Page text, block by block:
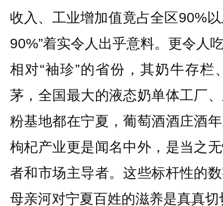
收入、工业增加值竟占全区90%以
90%”着实令人出乎意料。更令人
相对“袖珍”的省份，其奶牛存
茅，全国最大的液态奶单体工厂
粉基地都在宁夏，葡萄酒酒庄酒
枸杞产业更是闻名中外，是当之
者和市场主导者。这些标杆性的
母亲河对宁夏百姓的滋养是真真